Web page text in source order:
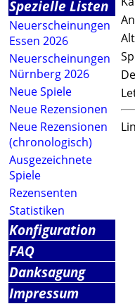
Spezielle Listen
Neuerscheinungen
Essen 2026
Neuerscheinungen
Nürnberg 2026
Neue Spiele
Neue Rezensionen
Neue Rezensionen
(chronologisch)
Ausgezeichnete
Spiele
Rezensenten
Statistiken
Konfiguration
FAQ
Danksagung
Impressum